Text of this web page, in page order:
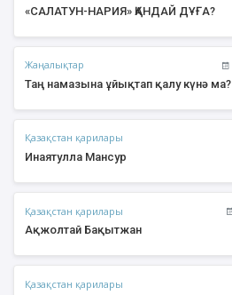
«САЛАТУН-НАРИЯ» ҚАНДАЙ ДҰҒА?
Жаңалықтар
Таң намазына ұйықтап қалу күнә ма?
Қазақстан қарилары
Инаятулла Мансур
Қазақстан қарилары
Ақжолтай Бақытжан
Қазақстан қарилары